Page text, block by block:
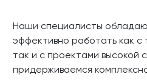
Наши специалисты
эффективно работать как с
так и с проектами высокой
придерживаемся